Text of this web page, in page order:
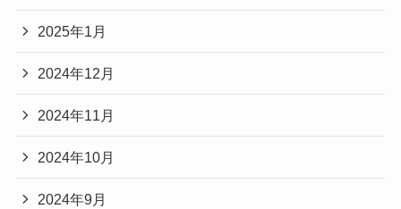
2025年1月
2024年12月
2024年11月
2024年10月
2024年9月